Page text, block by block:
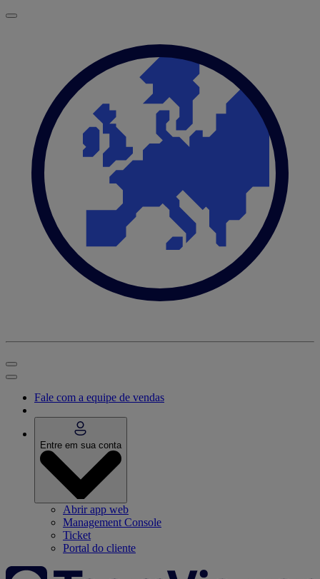
Fale com a equipe de vendas
Entre em sua conta
Abrir app web
Management Console
Ticket
Portal do cliente